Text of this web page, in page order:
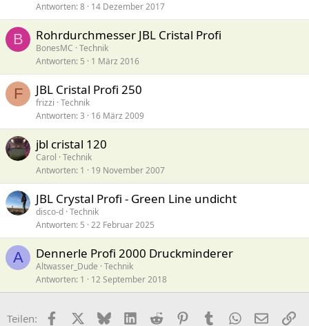
Antworten 8 14 Dezember 2017
B Rohrdurchmesser JBL Cristal Profi
BonesMC Technik
Antworten 5 1 März 2016
F JBL Cristal Profi 250
frizzi Technik
Antworten 3 16 März 2009
jbl cristal 120
Carol Technik
Antworten 1 19 November 2007
JBL Crystal Profi - Green Line undicht
disco-d Technik
Antworten 5 22 Februar 2025
A Dennerle Profi 2000 Druckminderer
Altwasser_Dude Technik
Antworten 1 12 September 2018
Teilen: FacebookX (Twitter)
BlueskyLinkedIn
Reddit PinterestTumblr WhatsApp
E-Mail